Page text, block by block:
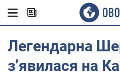
Легендарна
з’явилася на